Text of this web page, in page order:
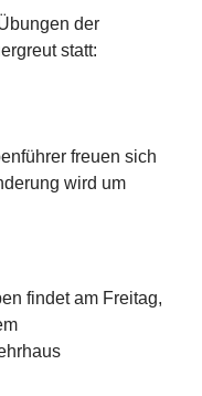
der
statt:
freuen sich
wird um
findet am Freitag,